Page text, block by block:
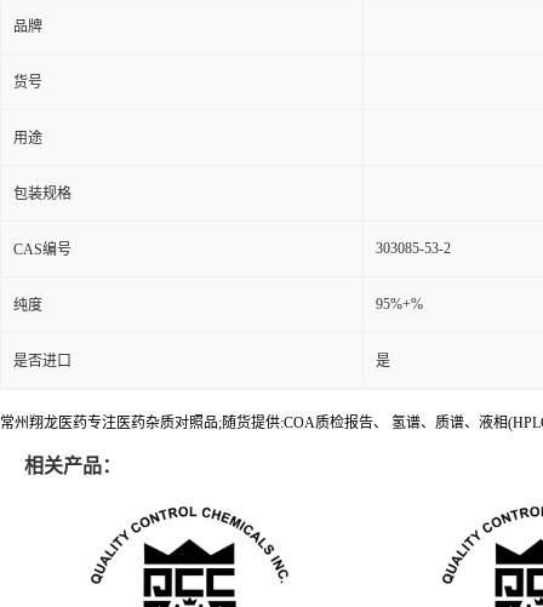
品牌
货号
用途
包装规格
CAS编号 303085-53-2
纯度 95%+%
是否进口 是
常州翔龙医药专注医药杂质对照品;随货提供:COA质检报告、 氢谱、质谱、液相
相关产品：